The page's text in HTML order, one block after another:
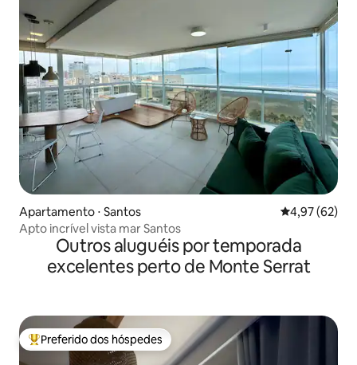
Apartamento ⋅ Santos 4,97 de uma
4,97 (62)
Apto incrível vista mar Santos
Outros aluguéis por temporada
excelentes perto de Monte Serrat
Entre os melhores preferidos dos hóspedes
Preferido dos hóspedes